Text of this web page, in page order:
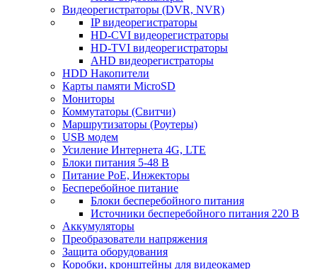
Видеорегистраторы (DVR, NVR)
IP видеорегистраторы
HD-CVI видеорегистраторы
HD-TVI видеорегистраторы
AHD видеорегистраторы
HDD Накопители
Карты памяти MicroSD
Мониторы
Коммутаторы (Свитчи)
Маршрутизаторы (Роутеры)
USB модем
Усиление Интернета 4G, LTE
Блоки питания 5-48 В
Питание PoE, Инжекторы
Бесперебойное питание
Блоки бесперебойного питания
Источники бесперебойного питания 220 В
Аккумуляторы
Преобразователи напряжения
Защита оборудования
Коробки, кронштейны для видеокамер